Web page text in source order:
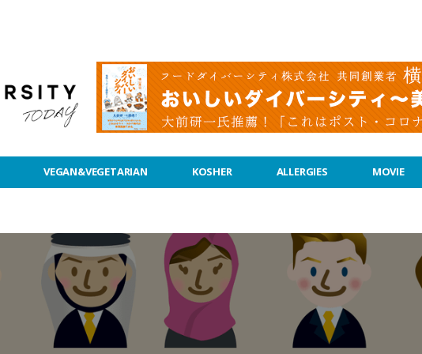
VEGAN&VEGETARIAN KOSHER ALLERGIES MOVIE